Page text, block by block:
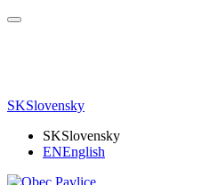
SKSlovensky
SKSlovensky
ENEnglish